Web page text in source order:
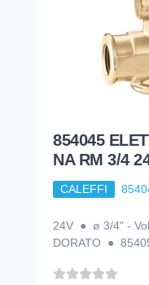
854045
NA RM 3/4
CALEFFI
24V ● ø 3/4" -
DORATO ●